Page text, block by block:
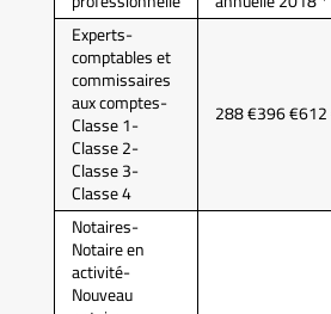
Experts-
comptables et
commissaires
aux comptes-
Classe 1-
Classe 2-
Classe 3-
Classe 4
288 €396
Notaires-
Notaire en
activité-
Nouveau